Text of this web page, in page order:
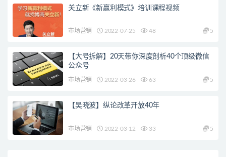
关立新《新赢利模式》培训课程视频
市场营销 2022-07-25 48 5
【大号拆解】20天带你深度剖析40个顶级微信
公众号
市场营销 2022-03-26 63 5
【吴晓波】纵论改革开放40年
市场营销 2022-03-12 33 5